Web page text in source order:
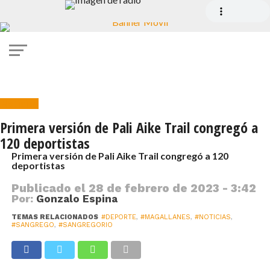
Noticias
Primera versión de Pali Aike Trail congregó a
120 deportistas
Primera versión de Pali Aike Trail congregó a 120
deportistas
Publicado el 28 de febrero de 2023 - 3:42
Por: Gonzalo Espina
TEMAS RELACIONADOS #DEPORTE, #MAGALLANES, #NOTICIAS,
#SANGREGO, #SANGREGORIO